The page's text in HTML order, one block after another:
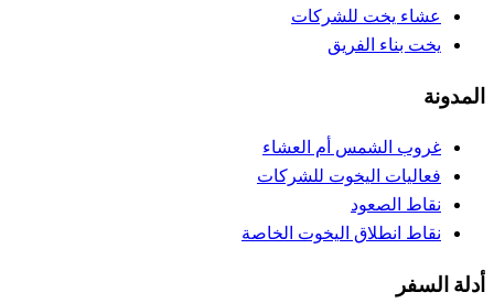
عشاء يخت للشركات
يخت بناء الفريق
المدونة
غروب الشمس أم العشاء
فعاليات اليخوت للشركات
نقاط الصعود
نقاط انطلاق اليخوت الخاصة
أدلة السفر